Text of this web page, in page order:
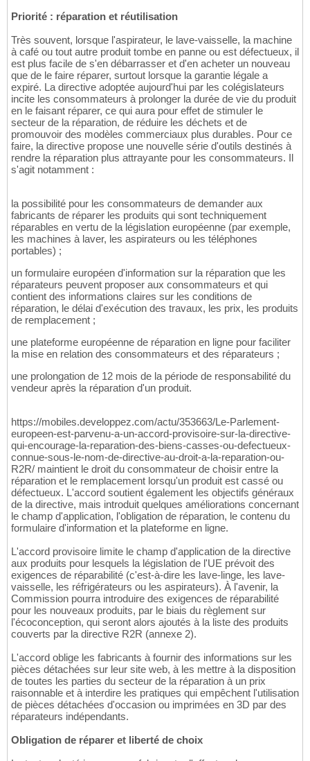
Priorité : réparation et réutilisation
Très souvent, lorsque l'aspirateur, le lave-vaisselle, la machine
à café ou tout autre produit tombe en panne ou est défectueux, il
est plus facile de s'en débarrasser et d'en acheter un nouveau
que de le faire réparer, surtout lorsque la garantie légale a
expiré. La directive adoptée aujourd'hui par les colégislateurs
incite les consommateurs à prolonger la durée de vie du produit
en le faisant réparer, ce qui aura pour effet de stimuler le
secteur de la réparation, de réduire les déchets et de
promouvoir des modèles commerciaux plus durables. Pour ce
faire, la directive propose une nouvelle série d'outils destinés à
rendre la réparation plus attrayante pour les consommateurs. Il
s'agit notamment :
la possibilité pour les consommateurs de demander aux
fabricants de réparer les produits qui sont techniquement
réparables en vertu de la législation européenne (par exemple,
les machines à laver, les aspirateurs ou les téléphones
portables) ;
un formulaire européen d'information sur la réparation que les
réparateurs peuvent proposer aux consommateurs et qui
contient des informations claires sur les conditions de
réparation, le délai d'exécution des travaux, les prix, les produits
de remplacement ;
une plateforme européenne de réparation en ligne pour faciliter
la mise en relation des consommateurs et des réparateurs ;
une prolongation de 12 mois de la période de responsabilité du
vendeur après la réparation d'un produit.
https://mobiles.developpez.com/actu/353663/Le-Parlement-
europeen-est-parvenu-a-un-accord-provisoire-sur-la-directive-
qui-encourage-la-reparation-des-biens-casses-ou-defectueux-
connue-sous-le-nom-de-directive-au-droit-a-la-reparation-ou-
R2R/ maintient le droit du consommateur de choisir entre la
réparation et le remplacement lorsqu'un produit est cassé ou
défectueux. L'accord soutient également les objectifs généraux
de la directive, mais introduit quelques améliorations concernant
le champ d'application, l'obligation de réparation, le contenu du
formulaire d'information et la plateforme en ligne.
L'accord provisoire limite le champ d'application de la directive
aux produits pour lesquels la législation de l'UE prévoit des
exigences de réparabilité (c'est-à-dire les lave-linge, les lave-
vaisselle, les réfrigérateurs ou les aspirateurs). À l'avenir, la
Commission pourra introduire des exigences de réparabilité
pour les nouveaux produits, par le biais du règlement sur
l'écoconception, qui seront alors ajoutés à la liste des produits
couverts par la directive R2R (annexe 2).
L'accord oblige les fabricants à fournir des informations sur les
pièces détachées sur leur site web, à les mettre à la disposition
de toutes les parties du secteur de la réparation à un prix
raisonnable et à interdire les pratiques qui empêchent l'utilisation
de pièces détachées d'occasion ou imprimées en 3D par des
réparateurs indépendants.
Obligation de réparer et liberté de choix